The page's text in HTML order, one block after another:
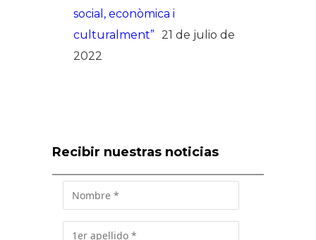
social, econòmica i
culturalment” 21 de julio de
2022
Recibir nuestras noticias